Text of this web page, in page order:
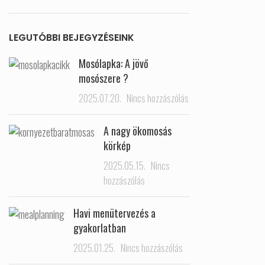
LEGUTÓBBI BEJEGYZÉSEINK
Mosólapka: A jövő
mosószere ?
2025.07.20. Nincs hozzászólás
A nagy ökomosás
körkép
2025.05.15. Nincs
hozzászólás
Havi menütervezés a
gyakorlatban
2025.01.25. Nincs hozzászólás